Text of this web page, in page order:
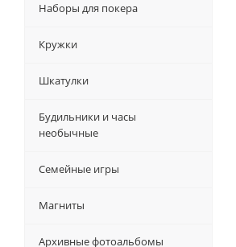
Наборы для покера
Кружки
Шкатулки
Будильники и часы
необычные
Семейные игры
Магниты
Архивные фотоальбомы